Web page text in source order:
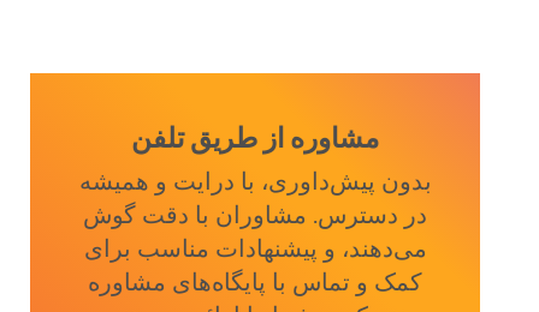
مشاوره از طریق تلفن
بدون پیش‌داوری، با درایت و همیشه
در دسترس. مشاوران با دقت گوش
می‌دهند، و پیشنهادات مناسب برای
کمک و تماس با پایگاه‌های مشاوره